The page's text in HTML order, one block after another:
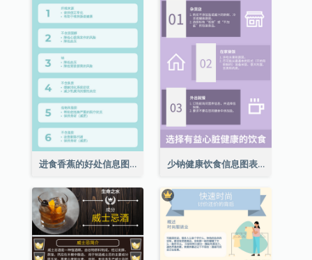
进食香蕉的好处信息图表 少钠健康饮食信息图表